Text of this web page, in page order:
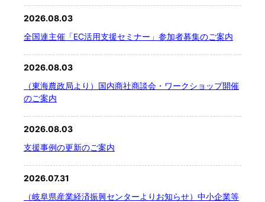
黒 白 黄
2026.08.03
全国連主催「EC活用支援セミナー」参加者募集のご案内
2026.08.03
（東海農政局より）国内商社商談会・ワークショップ開催
のご案内
2026.08.03
支援事例の更新のご案内
2026.07.31
（岐阜県産業経済振興センターよりお知らせ）中小企業等